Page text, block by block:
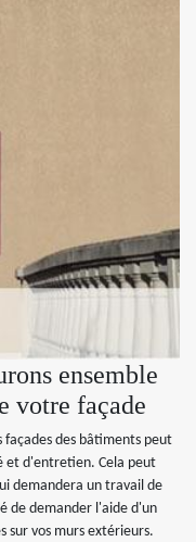
ensemble
votre façade
des bâtiments peut
et d'entretien. Cela peut
demandera un travail de
de demander l'aide d'un
sur vos murs extérieurs.